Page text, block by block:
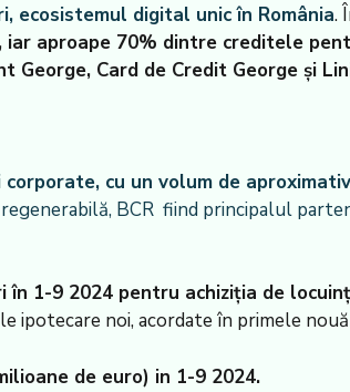
ecosistemul digital unic în România.
iar aproape 70% dintre creditele
Card de Credit George și
cu un volum de
BCR fiind principalul
1-9 2024 pentru achiziția de
ipotecare noi, acordate în primele
de euro) in 1-9 2024.